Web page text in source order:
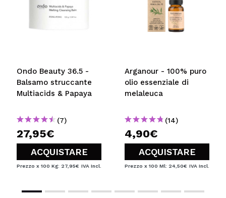
Ondo Beauty 36.5 -
Balsamo struccante
Multiacids & Papaya
(7)
27,95€
ACQUISTARE
Prezzo x 100 Kg: 27,95€ IVA Incl.
Arganour - 100% puro
olio essenziale di
melaleuca
(14)
4,90€
ACQUISTARE
Prezzo x 100 Ml: 24,50€ IVA Incl.